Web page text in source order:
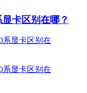
卡区别在哪？